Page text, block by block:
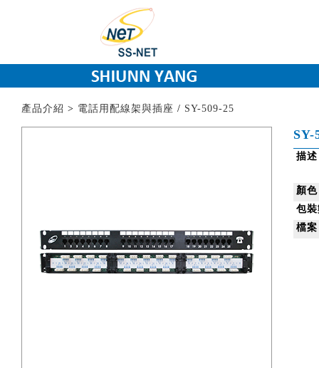
產品介紹 > 電話用配線架與插座 / SY-509-25
SY-
描
顏
包
檔